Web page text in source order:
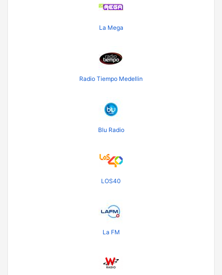
La Mega
Radio Tiempo Medellin
Blu Radio
LOS40
La FM